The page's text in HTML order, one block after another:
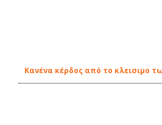
Κανένα κέρδος από το κλεισιμο